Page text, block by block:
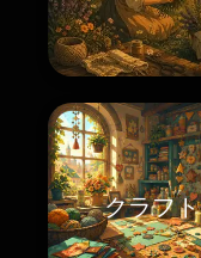
クラフト